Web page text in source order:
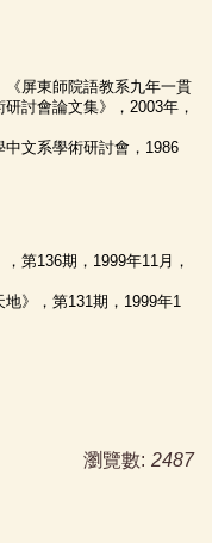
屏東師院語教系九年一貫
討會論文集》， 2003年，
文系學術研討會， 1986
，第136期， 1999年11 月，
地》，第131 期， 1999年1
瀏覽數: 2487